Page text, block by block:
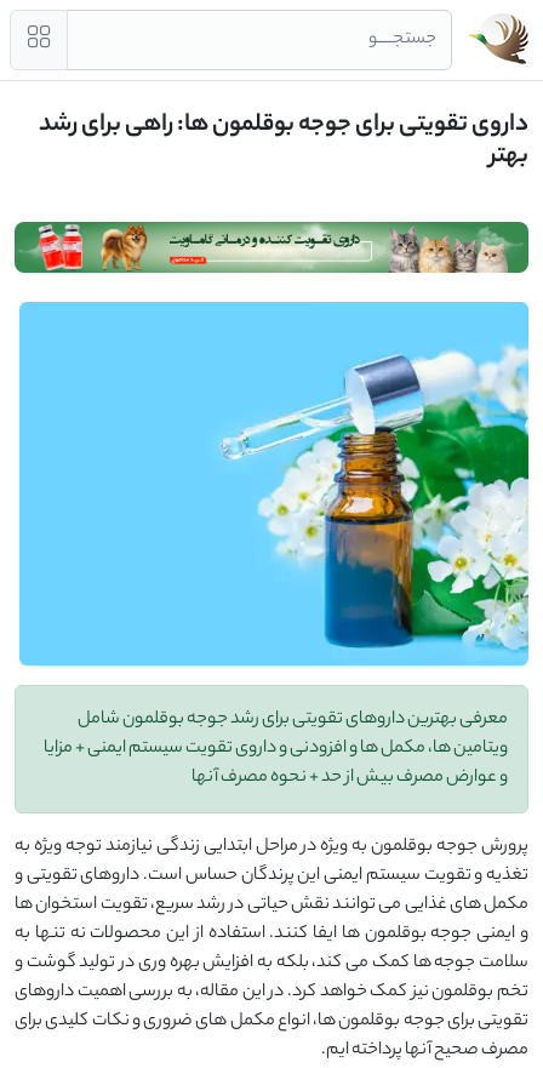
جستجــــو
داروی تقویتی برای جوجه بوقلمون ها: راهی برای رشد
بهتر
معرفی بهترین داروهای تقویتی برای رشد جوجه بوقلمون شامل
ویتامین ها، مکمل ها و افزودنی و داروی تقویت سیستم ایمنی + مزایا
و عوارض مصرف بیش از حد + نحوه مصرف آنها
پرورش جوجه بوقلمون به ویژه در مراحل ابتدایی زندگی نیازمند توجه ویژه به
تغذیه و تقویت سیستم ایمنی این پرندگان حساس است. داروهای تقویتی و
مکمل ‌های غذایی می ‌توانند نقش حیاتی در رشد سریع، تقویت استخوان ‌ها
و ایمنی جوجه بوقلمون‌ ها ایفا کنند. استفاده از این محصولات نه تنها به
سلامت جوجه‌ ها کمک می ‌کند، بلکه به افزایش بهره ‌وری در تولید گوشت و
تخم بوقلمون نیز کمک خواهد کرد. در این مقاله، به بررسی اهمیت داروهای
تقویتی برای جوجه بوقلمون ها، انواع مکمل‌ های ضروری و نکات کلیدی برای
مصرف صحیح آنها پرداخته ‌ایم.